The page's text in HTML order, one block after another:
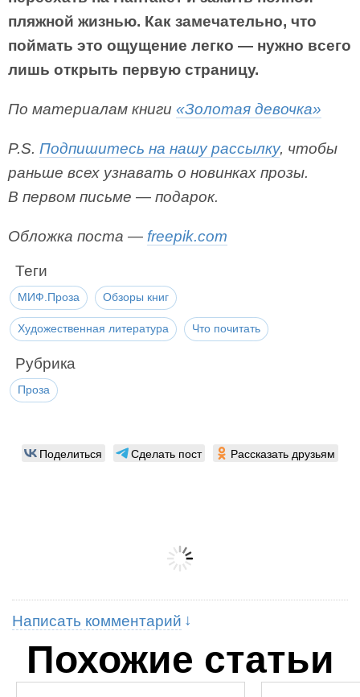
пляжной жизнью. Как замечательно, что
поймать это ощущение легко — нужно всего
лишь открыть первую страницу.
По материалам книги «Золотая девочка»
P.S. Подпишитесь на нашу рассылку, чтобы
раньше всех узнавать о новинках прозы.
В первом письме — подарок.
Обложка поста — freepik.com
Теги
МИФ.Проза Обзоры книг
Художественная литература Что почитать
Рубрика
Проза
Поделиться Сделать пост Рассказать друзьям
Написать комментарий
Похожие статьи